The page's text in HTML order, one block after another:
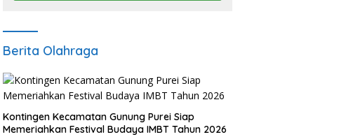
Berita Olahraga
Kontingen Kecamatan Gunung Purei Siap
Memeriahkan Festival Budaya IMBT Tahun 2026